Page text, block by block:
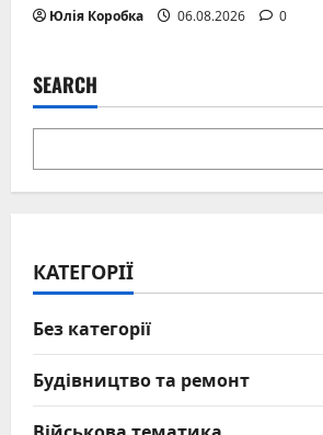
Юлія Коробка 06.08.2026 0
SEARCH
КАТЕГОРІЇ
Без категорії
Будівництво та ремонт